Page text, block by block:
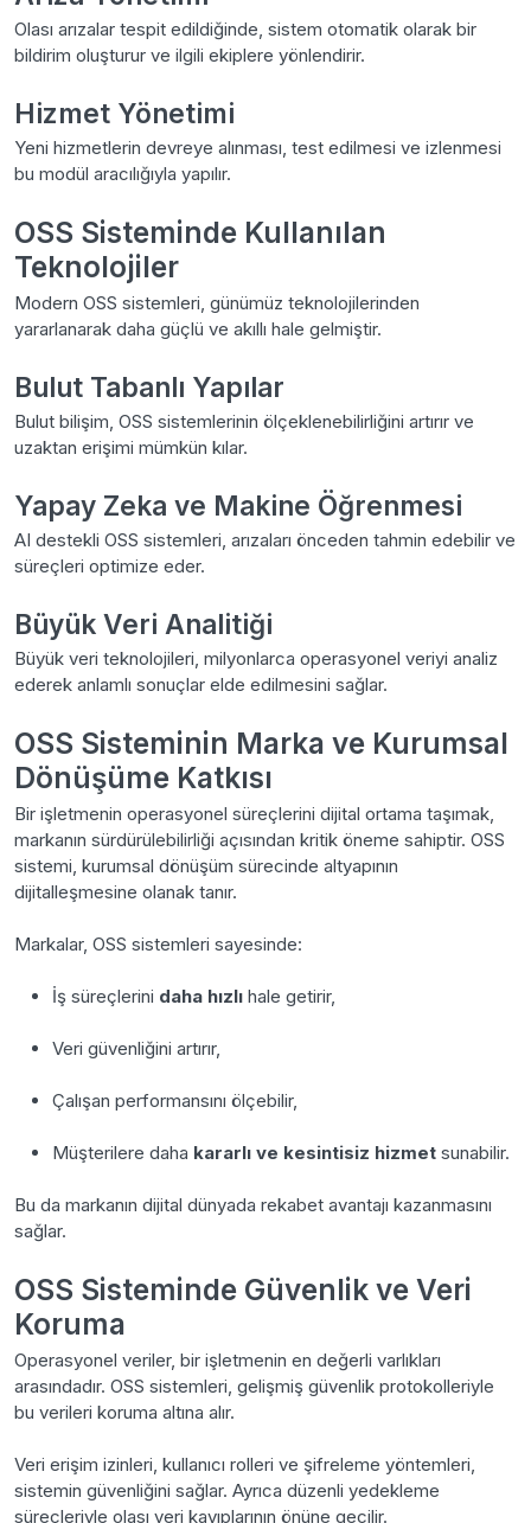
Olası arızalar tespit edildiğinde, sistem otomatik olarak bir
bildirim oluşturur ve ilgili ekiplere yönlendirir.
Hizmet Yönetimi
Yeni hizmetlerin devreye alınması, test edilmesi ve izlenmesi
bu modül aracılığıyla yapılır.
OSS Sisteminde Kullanılan
Teknolojiler
Modern OSS sistemleri, günümüz teknolojilerinden
yararlanarak daha güçlü ve akıllı hale gelmiştir.
Bulut Tabanlı Yapılar
Bulut bilişim, OSS sistemlerinin ölçeklenebilirliğini artırır ve
uzaktan erişimi mümkün kılar.
Yapay Zeka ve Makine Öğrenmesi
AI destekli OSS sistemleri, arızaları önceden tahmin edebilir ve
süreçleri optimize eder.
Büyük Veri Analitiği
Büyük veri teknolojileri, milyonlarca operasyonel veriyi analiz
ederek anlamlı sonuçlar elde edilmesini sağlar.
OSS Sisteminin Marka ve Kurumsal
Dönüşüme Katkısı
Bir işletmenin operasyonel süreçlerini dijital ortama taşımak,
markanın sürdürülebilirliği açısından kritik öneme sahiptir. OSS
sistemi, kurumsal dönüşüm sürecinde altyapının
dijitalleşmesine olanak tanır.
Markalar, OSS sistemleri sayesinde:
İş süreçlerini daha hızlı hale getirir,
Veri güvenliğini artırır,
Çalışan performansını ölçebilir,
Müşterilere daha kararlı ve kesintisiz hizmet sunabilir.
Bu da markanın dijital dünyada rekabet avantajı kazanmasını
sağlar.
OSS Sisteminde Güvenlik ve Veri
Koruma
Operasyonel veriler, bir işletmenin en değerli varlıkları
arasındadır. OSS sistemleri, gelişmiş güvenlik protokolleriyle
bu verileri koruma altına alır.
Veri erişim izinleri, kullanıcı rolleri ve şifreleme yöntemleri,
sistemin güvenliğini sağlar. Ayrıca düzenli yedekleme
süreçleriyle olası veri kayıplarının önüne geçilir.